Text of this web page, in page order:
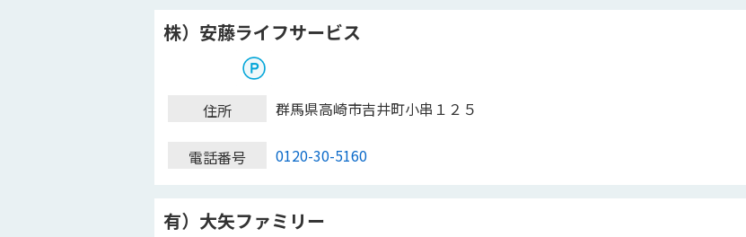
株）安藤ライフサービス
住所 群馬県高崎市吉井町小串１２５
電話番号 0120-30-5160
有）大矢ファミリー